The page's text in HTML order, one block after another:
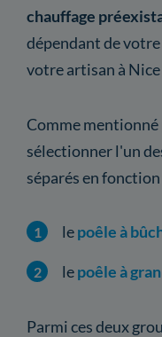
chauffage
dépendant de votre
votre artisan à
Comme
sélectionner l'un
séparés en
lepoêle à
lepoêle à
Parmi ces deux